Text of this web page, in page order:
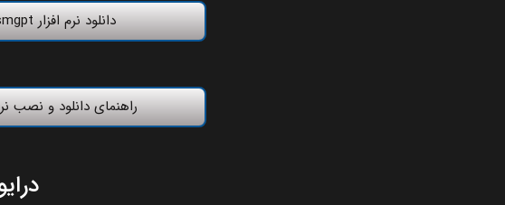
دانلود نرم افزار gsmgpt
راهنمای دانلود و نصب